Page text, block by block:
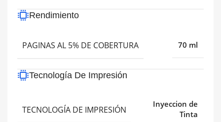
Rendimiento
PAGINAS AL 5% DE COBERTURA 70 ml
Tecnología De Impresión
TECNOLOGÍA DE IMPRESIÓN
Inyeccion de
Tinta